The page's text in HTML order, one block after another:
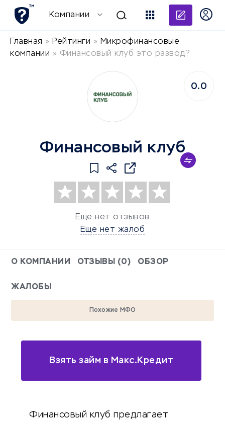
Компании
Главная » Рейтинги » Микрофинансовые
компании » Финансовый клуб это развод?
Финансовый клуб
Еще нет отзывов
Еще нет жалоб
0.0
О КОМПАНИИ ОТЗЫВЫ (0) ОБЗОР
ЖАЛОБЫ
Похожие МФО
Взять займ в Макс.Кредит
Финансовый клуб предлагает